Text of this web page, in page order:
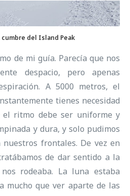
del Island Peak
de mi guía. Parecía que nos
despacio, pero apenas
A 5000 metros, el
tienes necesidad
el ritmo debe ser uniforme y
y dura, y solo pudimos
frontales. De vez en
de dar sentido a la
rodeaba. La luna estaba
mucho que ver aparte de las